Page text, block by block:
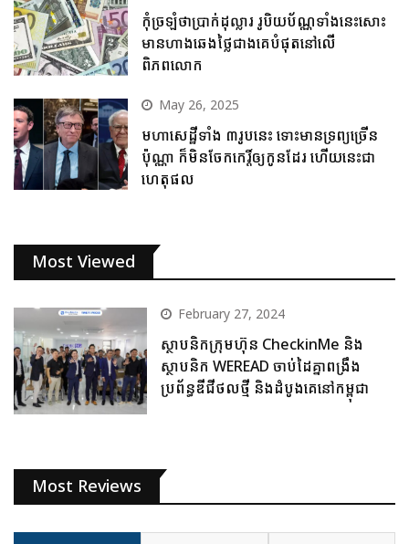
កុំច្រឡំថាប្រាក់ដុល្លារ រូបិយប័ណ្ណទាំងនេះសោះ
មានហាងឆេងថ្លៃជាងគេបំផុតនៅលើ
ពិភពលោក
May 26, 2025
មហាសេដ្ឋីទាំង ៣រូបនេះ ទោះមានទ្រព្យច្រើន
ប៉ុណ្ណា ក៏មិនចែកកេរ្តិ៍ឲ្យកូនដែរ ហើយនេះជា
ហេតុផល
Most Viewed
February 27, 2024
ស្ថាបនិកក្រុមហ៊ុន CheckinMe និង
ស្ថាបនិក WEREAD ចាប់ដៃគ្នាពង្រឹង
ប្រព័ន្ធឌីជីថលថ្មី និងដំបូងគេនៅកម្ពុជា
Most Reviews